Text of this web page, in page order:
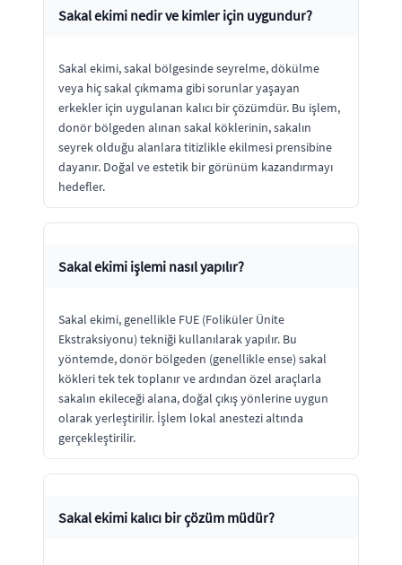
Sakal ekimi nedir ve kimler için uygundur?
Sakal ekimi, sakal bölgesinde seyrelme, dökülme
veya hiç sakal çıkmama gibi sorunlar yaşayan
erkekler için uygulanan kalıcı bir çözümdür. Bu işlem,
donör bölgeden alınan sakal köklerinin, sakalın
seyrek olduğu alanlara titizlikle ekilmesi prensibine
dayanır. Doğal ve estetik bir görünüm kazandırmayı
hedefler.
Sakal ekimi işlemi nasıl yapılır?
Sakal ekimi, genellikle FUE (Foliküler Ünite
Ekstraksiyonu) tekniği kullanılarak yapılır. Bu
yöntemde, donör bölgeden (genellikle ense) sakal
kökleri tek tek toplanır ve ardından özel araçlarla
sakalın ekileceği alana, doğal çıkış yönlerine uygun
olarak yerleştirilir. İşlem lokal anestezi altında
gerçekleştirilir.
Sakal ekimi kalıcı bir çözüm müdür?